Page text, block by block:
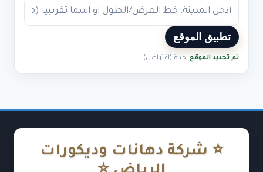
تطبيق الموقع
تم تحديد الموقع: جدة (افتراضي)
⭐ شركة دهانات وديكورات